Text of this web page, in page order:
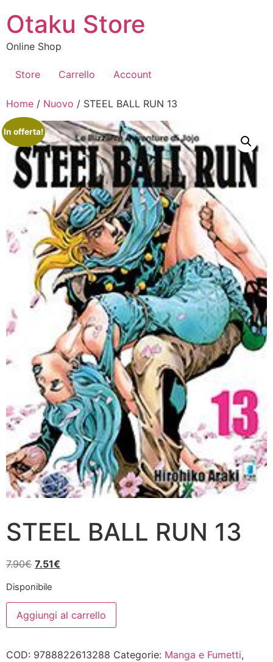
contenuto
Otaku Store
Online Shop
Store Carrello Account
Home / Nuovo / STEEL BALL RUN 13
In offerta!
STEEL BALL RUN 13
7.90€ Il
originale
7.90€.
7.51€
7.51€.
Disponibile
STEEL
BALL
RUN
Aggiungi al carrello
COD: 9788822613288 Categorie: Manga e Fumetti,